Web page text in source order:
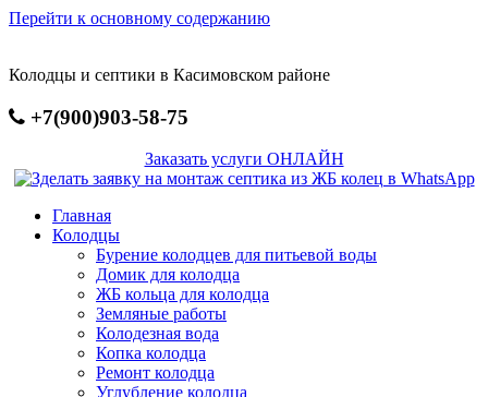
Перейти к основному содержанию
Колодцы и септики в Касимовском районе
+7(900)903-58-75
Заказать услуги ОНЛАЙН
Главная
Колодцы
Бурение колодцев для питьевой воды
Домик для колодца
ЖБ кольца для колодца
Земляные работы
Колодезная вода
Копка колодца
Ремонт колодца
Углубление колодца